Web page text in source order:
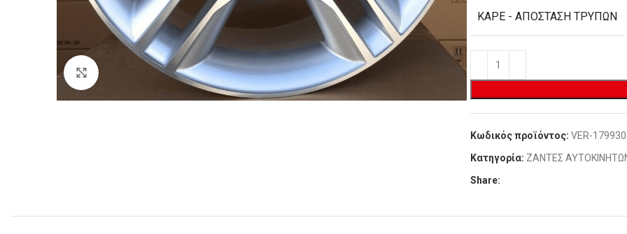
Click to enlarge
ΚΑΡΈ - ΑΠΌΣΤΑΣΗ ΤΡΥΠΏΝ
Κωδικός προϊόντος: VER-179930
Κατηγορία: ΖΑΝΤΕΣ
Share: